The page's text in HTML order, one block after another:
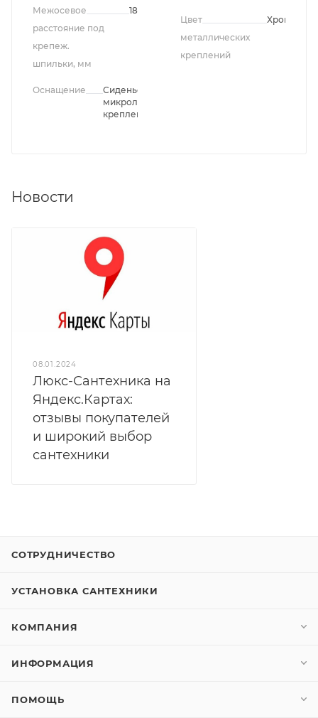
Межосевое
расстояние под
крепеж.
шпильки, мм
18
Оснащение
Сиденье с
микролифтом,
крепления
Цвет
металлических
креплений
Хром
Новости
08.01.2024
Люкс-Сантехника на
Яндекс.Картах:
отзывы покупателей
и широкий выбор
сантехники
СОТРУДНИЧЕСТВО
УСТАНОВКА САНТЕХНИКИ
КОМПАНИЯ
ИНФОРМАЦИЯ
ПОМОЩЬ